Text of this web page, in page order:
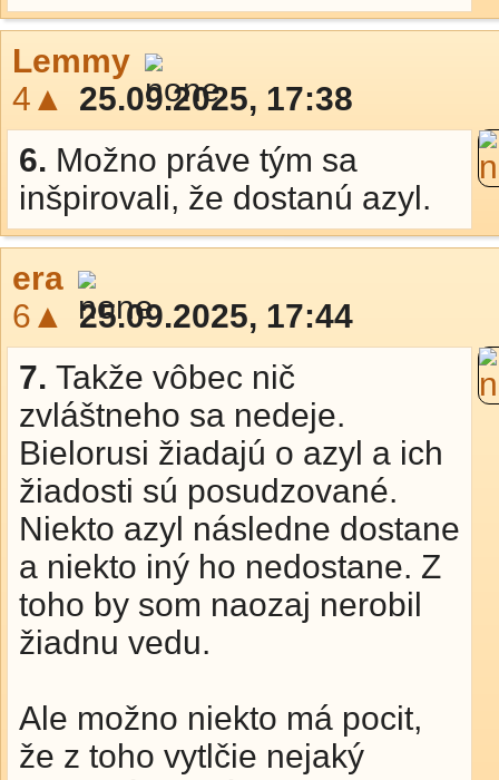
Lemmy
4▲
25.09.2025, 17:38
6. Možno práve tým sa
inšpirovali, že dostanú azyl.
era
6▲
25.09.2025, 17:44
7. Takže vôbec nič
zvláštneho sa nedeje.
Bielorusi žiadajú o azyl a ich
žiadosti sú posudzované.
Niekto azyl následne dostane
a niekto iný ho nedostane. Z
toho by som naozaj nerobil
žiadnu vedu.
Ale možno niekto má pocit,
že z toho vytlčie nejaký